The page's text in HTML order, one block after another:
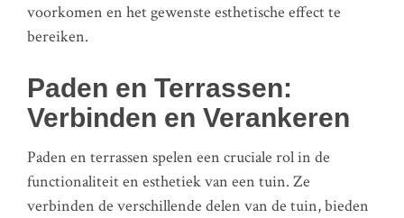
voorkomen en het gewenste esthetische effect te
bereiken.
Paden en Terrassen:
Verbinden en Verankeren
Paden en terrassen spelen een cruciale rol in de
functionaliteit en esthetiek van een tuin. Ze
verbinden de verschillende delen van de tuin, bieden